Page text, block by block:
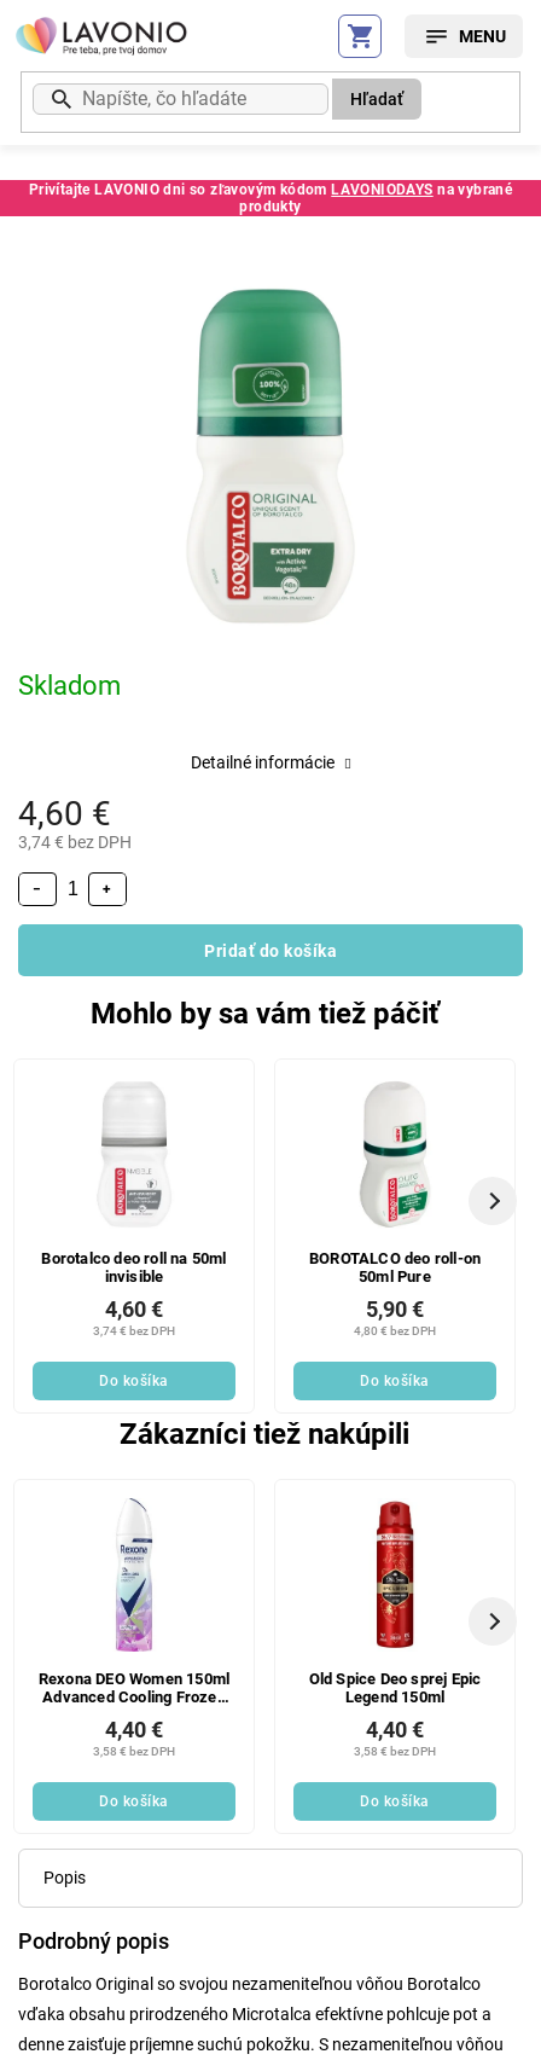
Prejsť
na
obsah
Privítajte LAVONIO dni so zľavovým kódom LAVONIODAYS na vybrané
produkty
Hľadať
Kód: 2219SS3
4,60 €
3,74 € bez DPH
Skladom
+
−
Pridať do košíka
Detailné informácie
Mohlo by sa vám tiež páčiť
Borotalco deo roll na 50ml
invisible
3,74 € bez DPH
4,60 €
Do košíka
BOROTALCO deo roll-on
50ml Pure
4,80 € bez DPH
5,90 €
Do košíka
Zákazníci tiež nakúpili
Rexona DEO Women 150ml
Advanced Cooling Frozen
3,58 € bez DPH
4,40 €
Do košíka
Old Spice Deo sprej Epic
Legend 150ml
3,58 € bez DPH
4,40 €
Do košíka
Popis
Podrobný popis
Borotalco Original so svojou nezameniteľnou vôňou Borotalco
vďaka obsahu prirodzeného Microtalca efektívne pohlcuje pot a
denne zaisťuje príjemne suchú pokožku. S nezameniteľnou vôňou